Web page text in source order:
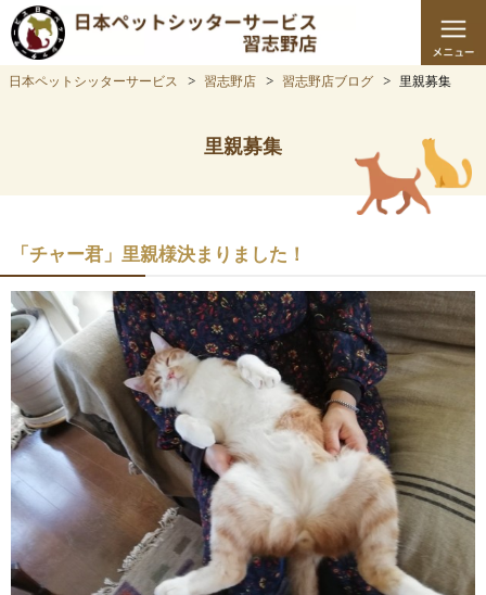
日本ペットシッターサービス 習志野店 習志野店ブログ 里親募集
里親募集
「チャー君」里親様決まりました！